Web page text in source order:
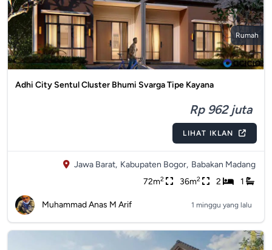
Rumah
Adhi City Sentul Cluster Bhumi Svarga Tipe Kayana
Rp 962 juta
LIHAT IKLAN
Jawa Barat, Kabupaten Bogor, Babakan Madang
72m2 36m2 2 1
Muhammad Anas M Arif 1 minggu yang lalu